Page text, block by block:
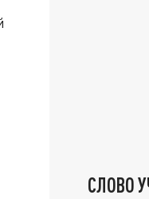
СЛОВО